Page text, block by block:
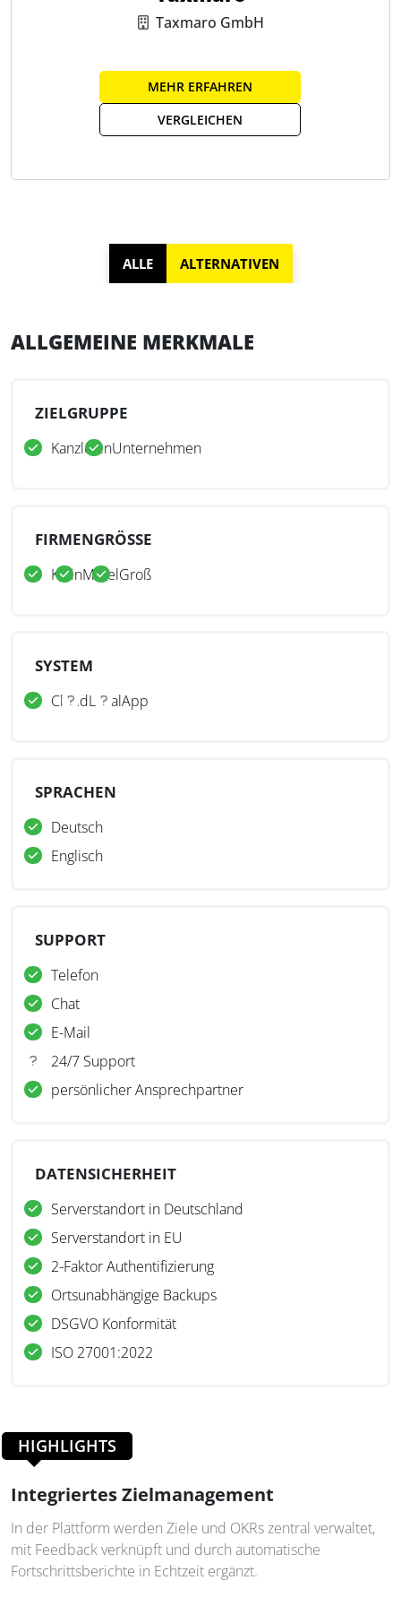
Taxmaro GmbH
MEHR ERFAHREN
VERGLEICHEN
ALLGEMEINE MERKMALE
ZIELGRUPPE
KanzleienUnternehmen
FIRMENGRÖSSE
KleinMittelGroß
SYSTEM
CloudLokalApp
SPRACHEN
Deutsch
Englisch
SUPPORT
Telefon
Chat
E-Mail
24/7 Support
persönlicher Ansprechpartner
DATENSICHERHEIT
Serverstandort in Deutschland
Serverstandort in EU
2-Faktor Authentifizierung
Ortsunabhängige Backups
DSGVO Konformität
ISO 27001:2022
HIGHLIGHTS
Integriertes Zielmanagement
In der Plattform werden Ziele und OKRs zentral verwaltet,
mit Feedback verknüpft und durch automatische
Fortschrittsberichte in Echtzeit ergänzt.